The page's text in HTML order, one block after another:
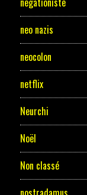
neo nazis
neocolon
netflix
Neurchi
Noël
Non classé